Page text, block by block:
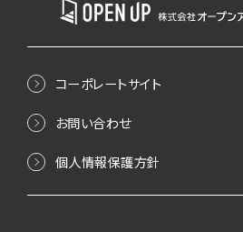
コーポレートサイト
お問い合わせ
個人情報保護方針